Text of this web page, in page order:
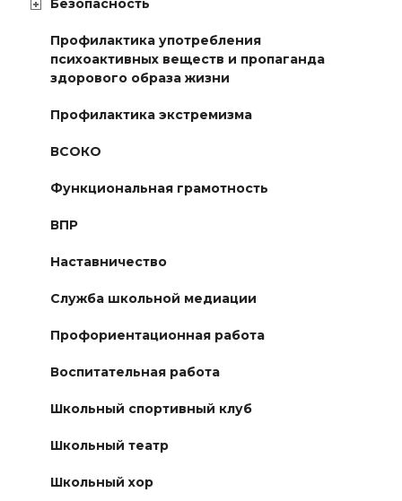
Безопасность
Профилактика употребления
психоактивных веществ и пропаганда
здорового образа жизни
Профилактика экстремизма
ВСОКО
Функциональная грамотность
ВПР
Наставничество
Служба школьной медиации
Профориентационная работа
Воспитательная работа
Школьный спортивный клуб
Школьный театр
Школьный хор